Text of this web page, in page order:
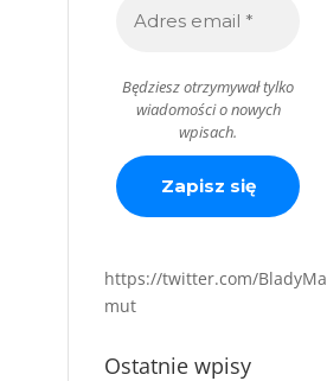
Będziesz otrzymywał tylko
wiadomości o nowych
wpisach.
https://twitter.com/BladyMa
mut
Ostatnie wpisy